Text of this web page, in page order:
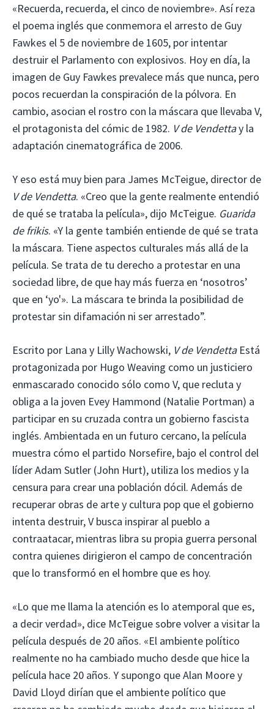
«Recuerda, recuerda, el cinco de noviembre». Así reza
el poema inglés que conmemora el arresto de Guy
Fawkes el 5 de noviembre de 1605, por intentar
destruir el Parlamento con explosivos. Hoy en día, la
imagen de Guy Fawkes prevalece más que nunca, pero
pocos recuerdan la conspiración de la pólvora. En
cambio, asocian el rostro con la máscara que llevaba V,
el protagonista del cómic de 1982. V de Vendettay la
adaptación cinematográfica de 2006.
Y eso está muy bien para James McTeigue, director de
V de Vendetta. «Creo que la gente realmente entendió
de qué se trataba la película», dijo McTeigue. Guarida
de frikis. «Y la gente también entiende de qué se trata
la máscara. Tiene aspectos culturales más allá de la
película. Se trata de tu derecho a protestar en una
sociedad libre, de que hay más fuerza en ‘nosotros’
que en ‘yo'». La máscara te brinda la posibilidad de
protestar sin difamación ni ser arrestado”.
Escrito por Lana y Lilly Wachowski, V de VendettaEstá
protagonizada por Hugo Weaving como un justiciero
enmascarado conocido sólo como V, que recluta y
obliga a la joven Evey Hammond (Natalie Portman) a
participar en su cruzada contra un gobierno fascista
inglés. Ambientada en un futuro cercano, la película
muestra cómo el partido Norsefire, bajo el control del
líder Adam Sutler (John Hurt), utiliza los medios y la
censura para crear una población dócil. Además de
recuperar obras de arte y cultura pop que el gobierno
intenta destruir, V busca inspirar al pueblo a
contraatacar, mientras libra su propia guerra personal
contra quienes dirigieron el campo de concentración
que lo transformó en el hombre que es hoy.
«Lo que me llama la atención es lo atemporal que es,
a decir verdad», dice McTeigue sobre volver a visitar la
película después de 20 años. «El ambiente político
realmente no ha cambiado mucho desde que hice la
película hace 20 años. Y supongo que Alan Moore y
David Lloyd dirían que el ambiente político que